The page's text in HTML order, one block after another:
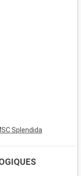
Schwerin,
Splendida